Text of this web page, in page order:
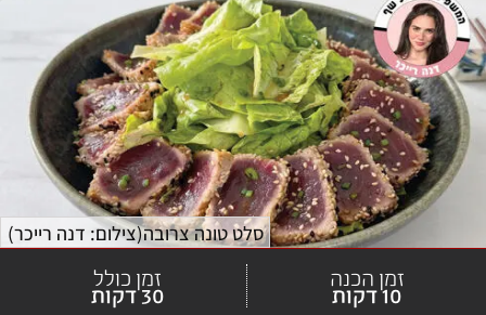
סלט טונה צרובה(צילום: דנה רייכר)
זמן הכנה
10 דקות
זמן כולל
30 דקות